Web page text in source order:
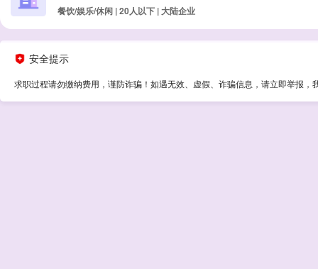
餐饮/娱乐/休闲 | 20人以下 | 大陆企业
安全提示
求职过程请勿缴纳费用，谨防诈骗！如遇无效、虚假、诈骗信息，请立即举报，